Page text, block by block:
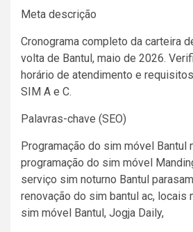
Meta descrição
Cronograma completo da carteira
volta de Bantul, maio de 2026.
horário de atendimento e
SIM A e C.
Palavras-chave (SEO)
Programação do sim móvel Bantul
programação do sim móvel
serviço sim noturno Bantul
renovação do sim bantul ac, locais
sim móvel Bantul, Jogja Daily,